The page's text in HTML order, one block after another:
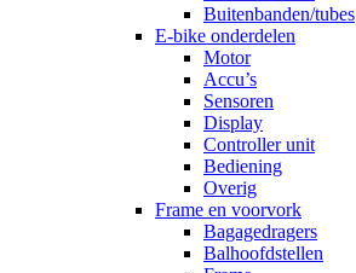
Buitenbanden/tubes
E-bike onderdelen
Motor
Accu’s
Sensoren
Display
Controller unit
Bediening
Overig
Frame en voorvork
Bagagedragers
Balhoofdstellen